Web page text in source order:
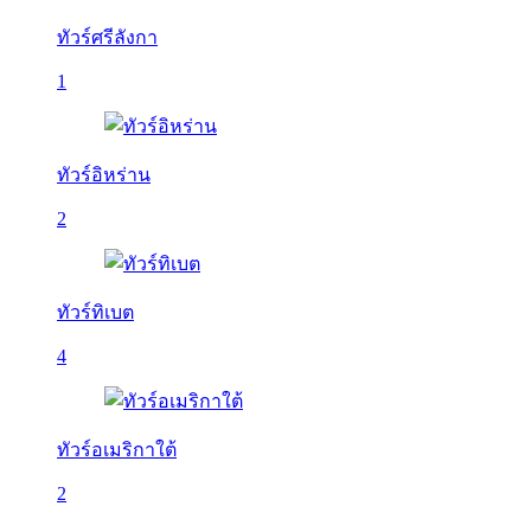
ทัวร์ศรีลังกา
1
ทัวร์อิหร่าน
2
ทัวร์ทิเบต
4
ทัวร์อเมริกาใต้
2